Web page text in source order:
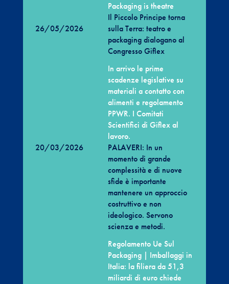
26/05/2026
Packaging is theatre
Il Piccolo Principe torna
sulla Terra: teatro e
packaging dialogano al
Congresso Giflex
20/03/2026
In arrivo le prime
scadenze legislative su
materiali a contatto con
alimenti e regolamento
PPWR. I Comitati
Scientifici di Giflex al
lavoro.
PALAVERI: In un
momento di grande
complessità e di nuove
sfide è importante
mantenere un approccio
costruttivo e non
ideologico. Servono
scienza e metodi.
Regolamento Ue Sul
Packaging | Imballaggi in
Italia: la filiera da 51,3
miliardi di euro chiede